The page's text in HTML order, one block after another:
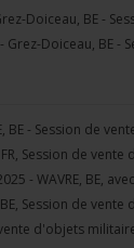
- WAVRE, BE,